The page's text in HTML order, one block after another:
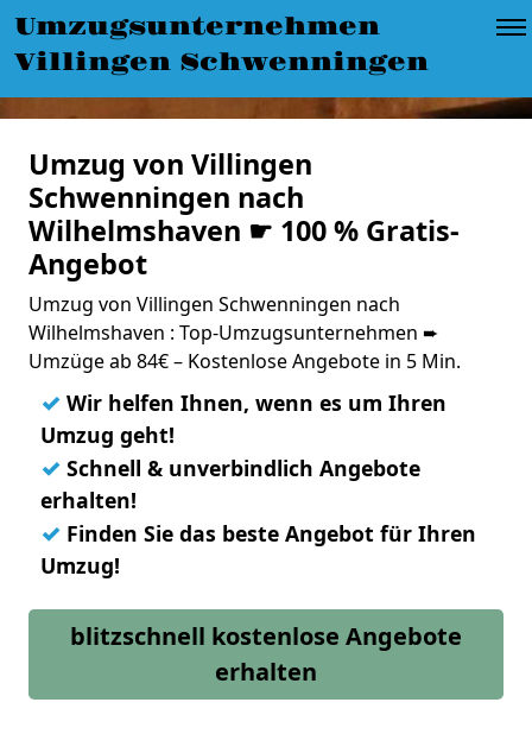
Umzugsunternehmen
Villingen Schwenningen
Umzug von Villingen
Schwenningen nach
Wilhelmshaven ☛ 100 % Gratis-
Angebot
Umzug von Villingen Schwenningen nach
Wilhelmshaven : Top-Umzugsunternehmen ➨
Umzüge ab 84€ – Kostenlose Angebote in 5 Min.
✓ Wir helfen Ihnen, wenn es um Ihren
Umzug geht!
✓ Schnell & unverbindlich Angebote
erhalten!
✓ Finden Sie das beste Angebot für Ihren
Umzug!
blitzschnell kostenlose Angebote
erhalten